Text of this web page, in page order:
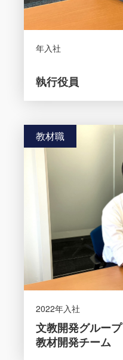
年入社
執行役員
教材職
2022年入社
文教開発グループ
教材開発チーム